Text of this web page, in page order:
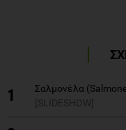
1
Σαλμονέλα
[SLIDESHOW]